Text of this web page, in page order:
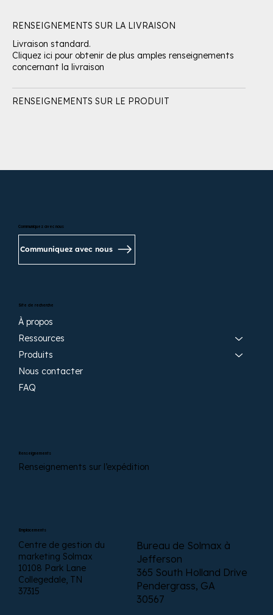
RENSEIGNEMENTS SUR LA LIVRAISON
Livraison standard.
Cliquez ici pour obtenir de plus amples renseignements
concernant la livraison
RENSEIGNEMENTS SUR LE PRODUIT
Emplacements
Centre de gestion du
marketing Solmax
10108 Park Lane
Collegedale, TN
37315
Bureau de Solmax à
Jefferson
365 South Holland Drive
Pendergrass, GA
30567
Site de recherche
À propos
Ressources
Produits
Nous contacter
FAQ
Renseignements
Renseignements sur l’expédition
Communiquez avec nous
Communiquez avec nous